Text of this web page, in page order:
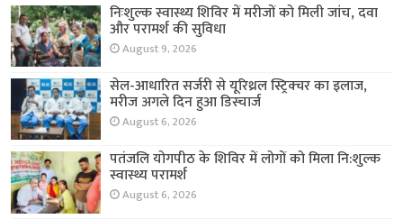
निःशुल्क स्वास्थ्य शिविर में मरीजों को मिली जांच, दवा
और परामर्श की सुविधा
August 9, 2026
सेल-आधारित सर्जरी से यूरिथ्रल स्ट्रिक्चर का इलाज,
मरीज अगले दिन हुआ डिस्चार्ज
August 6, 2026
पतंजलि योगपीठ के शिविर में लोगों को मिला नि:शुल्क
स्वास्थ्य परामर्श
August 6, 2026